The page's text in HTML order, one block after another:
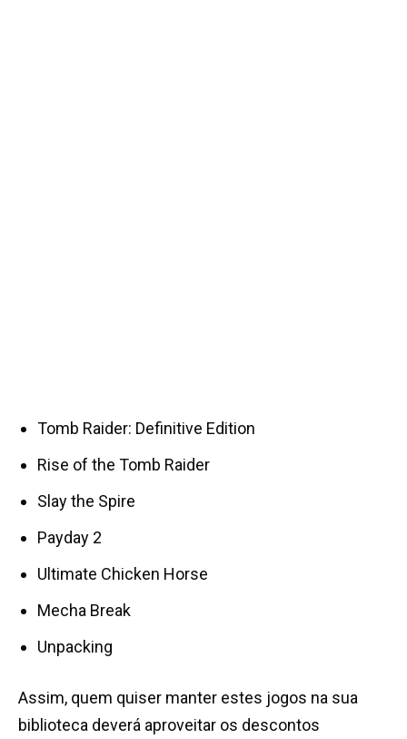
Tomb Raider: Definitive Edition
Rise of the Tomb Raider
Slay the Spire
Payday 2
Ultimate Chicken Horse
Mecha Break
Unpacking
Assim, quem quiser manter estes jogos na sua
biblioteca deverá aproveitar os descontos